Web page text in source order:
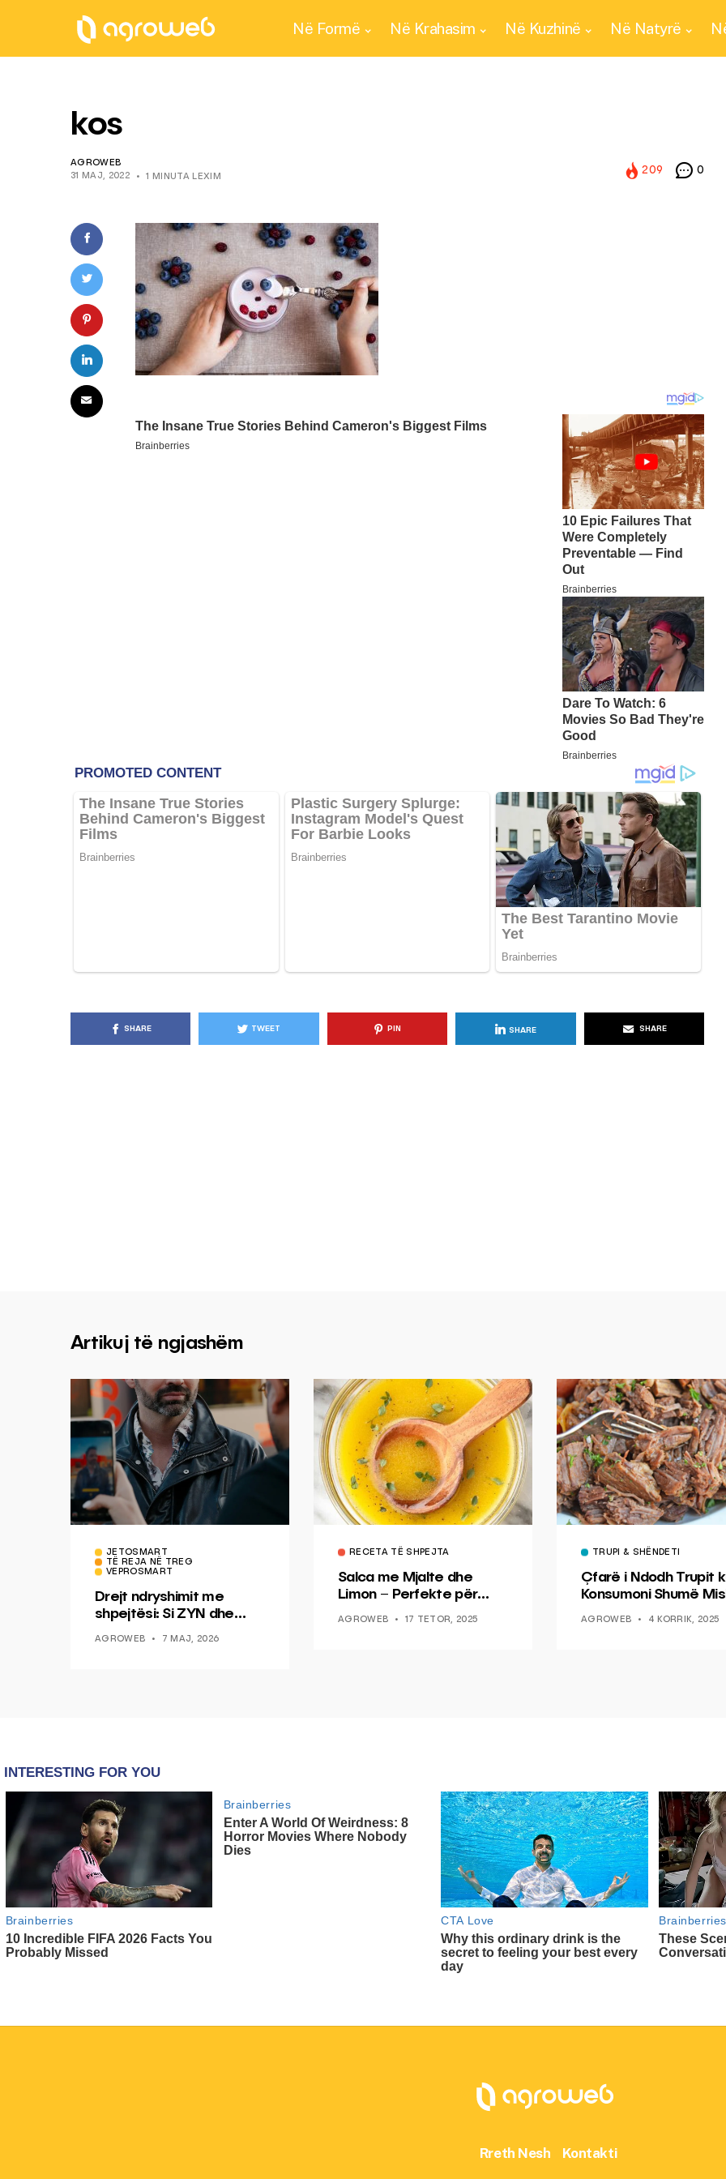
Në Formë Në Krahasim Në Kuzhinë Në Natyrë
kos
AGROWEB
31 MAJ, 2022
1 MINUTA LEXIM
209 0
SHARE TWEET PIN SHARE SHARE
Pse Nuk Duhet të Përdorni
Letrën e Aluminit për Ruajtjen
e Ushqimeve
Rreziqet dhe Problemet që
Vijnë Nga Akulloret e
Vjetëruara
AGROWEB 10 QERSHOR, 2025
Artikuj të ngjashëm
JETOSMART
TË REJA NË TREG
VEPROSMART
Drejt ndryshimit me
shpejtësi: Si ZYN dhe
epokë të re pa tym
AGROWEB 7 MAJ, 2026
RECETA TË SHPEJTA
Salca me Mjalte dhe
Limon – Perfekte për
AGROWEB 17 TETOR, 2025
TRUPI & SHËNDETI
Çfarë i Ndodh Trupit
Konsumoni Shumë
AGROWEB 4 KORRIK, 2025
Rreth Nesh Kontakti